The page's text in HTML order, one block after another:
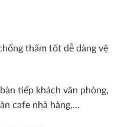
thấm tốt dễ dàng vệ
tiếp khách văn phòng,
cafe nhà hàng,…